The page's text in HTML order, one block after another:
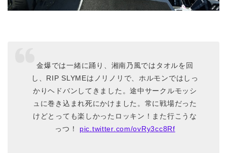
金爆では一緒に踊り、湘南乃風ではタオルを回
し、RIP SLYMEはノリノリで、ホルモンではしっ
かりヘドバンしてきました。途中サークルモッシ
ュに巻き込まれ死にかけました。常に戦場だった
けどとっても楽しかったロッキン！また行こうな
っつ！ pic.twitter.com/ovRy3cc8Rf